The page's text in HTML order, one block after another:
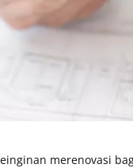
merenovasi